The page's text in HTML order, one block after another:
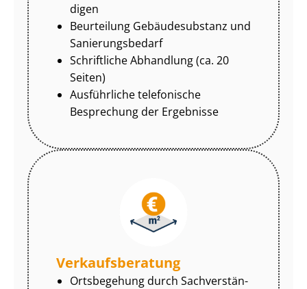
di­gen
Beurteilung Gebäudesubstanz und
Sa­nie­rungs­be­darf
Schriftliche Abhandlung (ca. 20
Seiten)
Ausführliche telefonische
Besprechung der Ergebnisse
Ver­kaufs­be­ra­tung
Ortsbegehung durch Sach­ver­stän­